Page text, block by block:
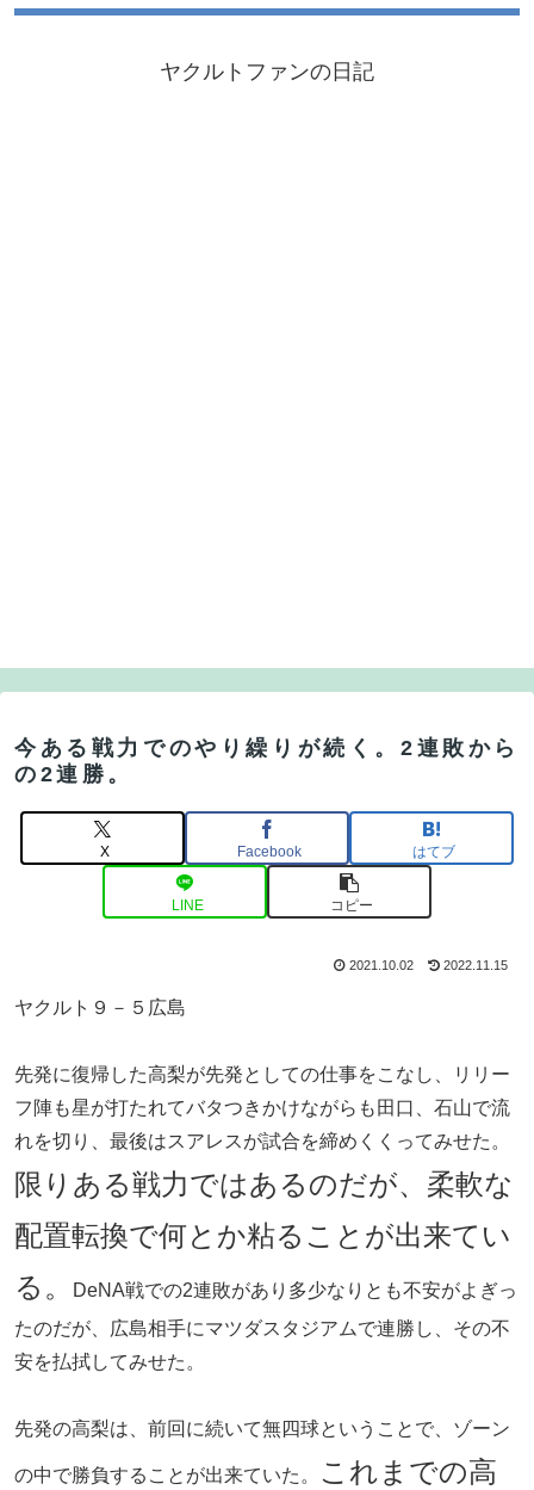
ヤクルトファンの日記
今ある戦力でのやり繰りが続く。2連敗から
の2連勝。
X Facebook はてブ
LINE コピー
2021.10.02 2022.11.15
ヤクルト９－５広島
先発に復帰した高梨が先発としての仕事をこなし、リリー
フ陣も星が打たれてバタつきかけながらも田口、石山で流
れを切り、最後はスアレスが試合を締めくくってみせた。
限りある戦力ではあるのだが、柔軟な
配置転換で何とか粘ることが出来てい
る。
DeNA戦での2連敗があり多少なりとも不安がよぎっ
たのだが、広島相手にマツダスタジアムで連勝し、その不
安を払拭してみせた。
先発の高梨は、前回に続いて無四球ということで、ゾーン
の中で勝負することが出来ていた。
これまでの高